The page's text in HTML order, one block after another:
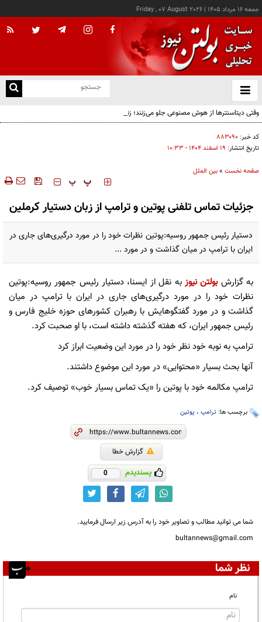
جمعه ۱۶ مرداد ۱۴۰۵ |
Friday , 07 August 2026
باز
و
وقتی دیتاسنترها از هوش مصنوعی جلو می‌زنند؛ زنگ خطر برای اقتصاد AI
کد خبر: ۸۸۳۰۹۰
تاریخ انتشار: ۱۹ اسفند ۱۴۰۴ - ۱۰:۳۳
صفحه نخست »بین الملل
‍‍‍ پ پ
جزئیات تماس تلفنی پوتین و ترامپ از زبان دستیار کرملین
دستیار رئیس جمهور روسیه:پوتین نظرات خود را در مورد درگیری‌های جاری در
ایران با ترامپ در میان گذاشت و در مورد ...
به گزارشبولتن نیوز به نقل از ایسنا، دستیار رئیس جمهور روسیه:پوتین
نظرات خود را در مورد درگیری‌های جاری در ایران با ترامپ در میان
گذاشت و در مورد گفتگوهایش با رهبران کشورهای حوزه خلیج فارس و
رئیس جمهور ایران، که هفته گذشته داشته است، با او صحبت کرد.
ترامپ به نوبه خود نظر خود را در مورد این وضعیت ابراز کرد
آنها بحث بسیار «محتوایی» در مورد این موضوع داشتند.
ترامپ مکالمه خود با پوتین را «یک تماس بسیار خوب» توصیف کرد.
برچسب ها: ترامپ ، پوتین
گزارش خطا
پسندیدم 0
شما می توانید مطالب و تصاویر خود را به آدرس زیر ارسال فرمایید.
bultannews@gmail.com
نظر شما
نام